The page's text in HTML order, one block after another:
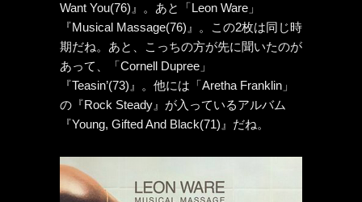
Want You(76)』。あと「Leon Ware」
『Musical Massage(76)』。この2枚は同じ時
期だね。あと、こっちの方が先に聞いたのが
あって、「Cornell Dupree」
『Teasin’(73)』。他には「Aretha Franklin」
の『Rock Steady』が入っているアルバム
『Young, Gifted And Black(71)』だね。